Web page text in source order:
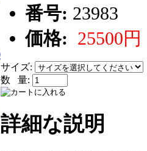
番号: 23983
価格: 25500円
サイズ:
数 量:
詳細な説明